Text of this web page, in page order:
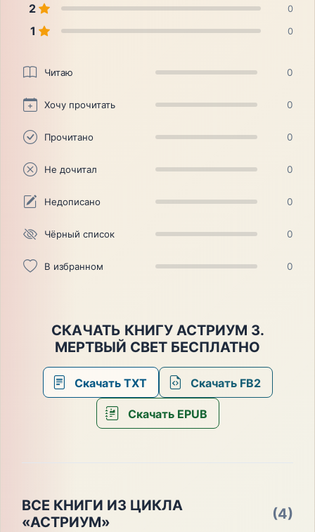
2 0
1 0
Читаю 0
Хочу прочитать 0
Прочитано 0
Не дочитал 0
Недописано 0
Чёрный список 0
В избранном 0
СКАЧАТЬ КНИГУ АСТРИУМ 3.
МЕРТВЫЙ СВЕТ БЕСПЛАТНО
Скачать TXT Скачать FB2
Скачать EPUB
ВСЕ КНИГИ ИЗ ЦИКЛА
«АСТРИУМ»
(4)